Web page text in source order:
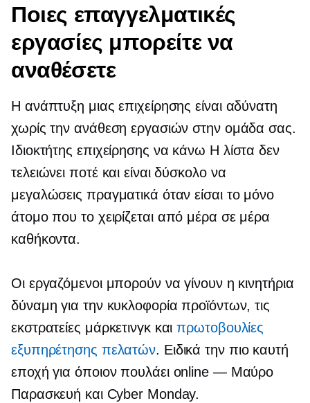
Ποιες επαγγελματικές
εργασίες μπορείτε να
αναθέσετε
Η ανάπτυξη μιας επιχείρησης είναι αδύνατη
χωρίς την ανάθεση εργασιών στην ομάδα σας.
Ιδιοκτήτης επιχείρησης να κάνω Η λίστα δεν
τελειώνει ποτέ και είναι δύσκολο να
μεγαλώσεις πραγματικά όταν είσαι το μόνο
άτομο που το χειρίζεται από μέρα σε μέρα
καθήκοντα.
Οι εργαζόμενοι μπορούν να γίνουν η κινητήρια
δύναμη για την κυκλοφορία προϊόντων, τις
εκστρατείες μάρκετινγκ καιπρωτοβουλίες
εξυπηρέτησης πελατών. Ειδικά την πιο καυτή
εποχή για όποιον πουλάει online — Μαύρο
Παρασκευή και Cyber ​​Monday.